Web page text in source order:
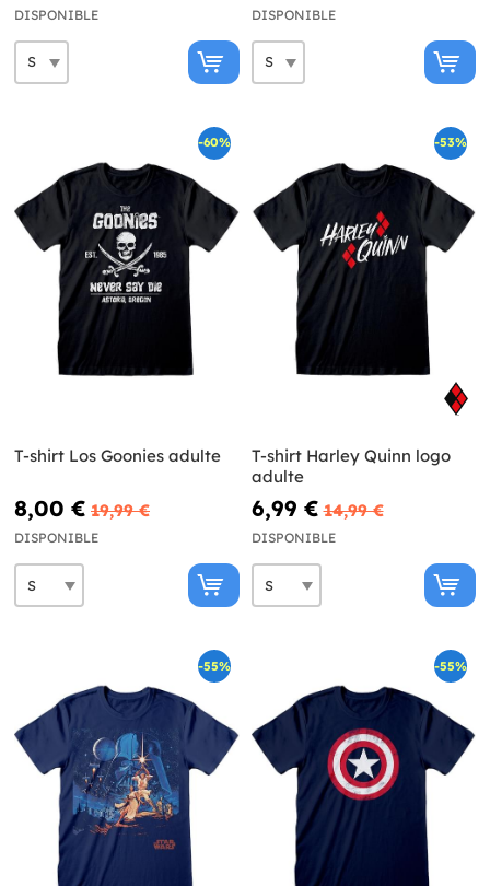
DISPONIBLE DISPONIBLE
-60%
T-shirt Los Goonies adulte
8,00 € 19,99 €
DISPONIBLE
-53%
T-shirt Harley Quinn logo
adulte
6,99 € 14,99 €
DISPONIBLE
-55% -55%